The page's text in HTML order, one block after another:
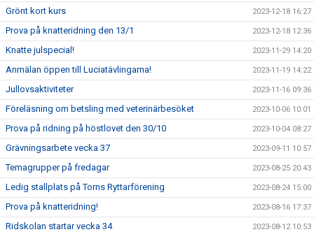
Grönt kort kurs 2023-12-18 16:27
Prova på knatteridning den 13/1 2023-12-18 12:36
Knatte julspecial! 2023-11-29 14:20
Anmälan öppen till Luciatävlingarna! 2023-11-19 14:22
Jullovsaktiviteter 2023-11-16 09:36
Föreläsning om betsling med veterinärbesöket 2023-10-06 10:01
Prova på ridning på höstlovet den 30/10 2023-10-04 08:27
Grävningsarbete vecka 37 2023-09-11 10:57
Temagrupper på fredagar 2023-08-25 20:43
Ledig stallplats på Torns Ryttarförening 2023-08-24 15:00
Prova på knatteridning! 2023-08-16 17:37
Ridskolan startar vecka 34 2023-08-12 10:53